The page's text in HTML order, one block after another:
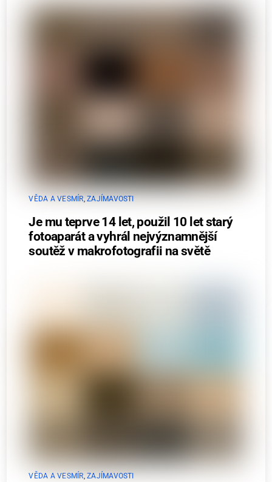
VĚDA A VESMÍR,ZAJÍMAVOSTI
Je mu teprve 14 let, použil 10 let starý
fotoaparát a vyhrál nejvýznamnější
soutěž v makrofotografii na světě
VĚDA A VESMÍR,ZAJÍMAVOSTI